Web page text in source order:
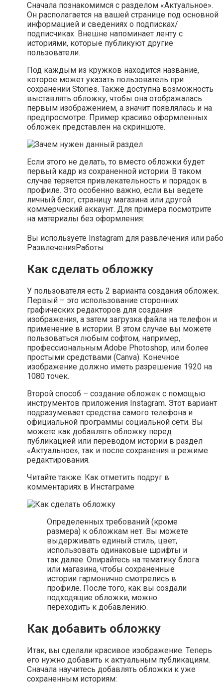
Сначала познакомимся с разделом «Актуальное».
Он располагается на вашей странице под основной
информацией и сведениях о подписках/
подписчиках. Внешне напоминает ленту с
историями, которые публикуют другие
пользователи.
Под каждым из кружков находится название,
которое может указать пользователь при
сохранении Stories. Также доступна возможность
выставлять обложку, чтобы она отображалась
первым изображением, а значит появлялась и на
предпросмотре. Пример красиво оформленных
обложек представлен на скриншоте.
Если этого не делать, то вместо обложки будет
первый кадр из сохраненной истории. В таком
случае теряется привлекательность и порядок в
профиле. Это особенно важно, если вы ведете
личный блог, страницу магазина или другой
коммерческий аккаунт. Для примера посмотрите
на материалы без оформления:
Вы используете Instagram для развлечения или
РазвлеченияРаботы
Как сделать обложку
У пользователя есть 2 варианта создания обложек.
Первый – это использование сторонних
графических редакторов для создания
изображения, а затем загрузка файла на телефон и
применение в истории. В этом случае вы можете
пользоваться любым софтом, например,
профессиональным Adobe Photoshop, или более
простыми средствами (Canva). Конечное
изображение должно иметь разрешение 1920 на
1080 точек.
Второй способ – создание обложек с помощью
инструментов приложения Instagram. Этот вариант
подразумевает средства самого телефона и
официальной программы социальной сети. Вы
можете как добавлять обложку перед
публикацией или переводом истории в раздел
«Актуальное», так и после сохранения в режиме
редактирования.
Читайте также: Как отметить подруг в
комментариях в Инстаграме
Определенных требований (кроме
размера) к обложкам нет. Вы можете
выдерживать единый стиль, цвет,
использовать одинаковые шрифты и
так далее. Опирайтесь на тематику блога
или магазина, чтобы сохраненные
истории гармонично смотрелись в
профиле. После того, как вы создали
подходящие обложки, можно
переходить к добавлению.
Как добавить обложку
Итак, вы сделали красивое изображение. Теперь
его нужно добавить к актуальным публикациям.
Сначала научитесь добавлять обложки к уже
сохраненным историям: